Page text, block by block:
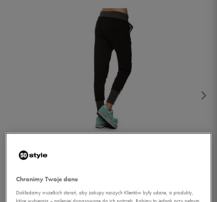
Chronimy Twoje dane
Dokładamy wszelkich starań, aby zakupy naszych Klientów były udane, a produkty,